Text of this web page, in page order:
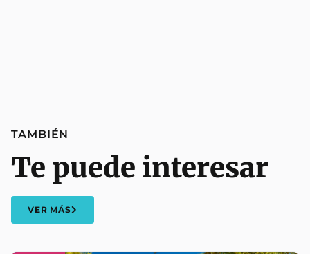
TAMBIÉN
Te puede interesar
VER MÁS